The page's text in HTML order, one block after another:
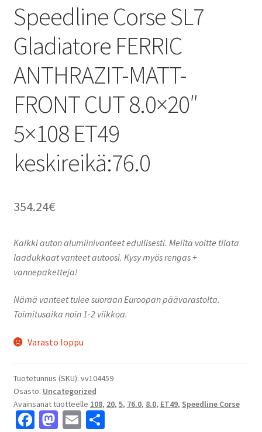
Speedline Corse SL7
Gladiatore FERRIC
ANTHRAZIT-MATT-
FRONT CUT 8.0×20″
5×108 ET49
keskireikä:76.0
354.24€
Kaikki auton alumiinivanteet edullisesti. Meiltä voitte tilata
laadukkaat vanteet autoosi. Kysy myös rengas +
vannepaketteja!
Nämä vanteet tulee suoraan Euroopan päävarastolta.
Toimitusaika noin 1-2 viikkoa.
Varasto loppu
Tuotetunnus (SKU): vv104459
Osasto: Uncategorized
Avainsanat tuotteelle 108, 20, 5, 76.0, 8.0, ET49, Speedline Corse
Fa M E S